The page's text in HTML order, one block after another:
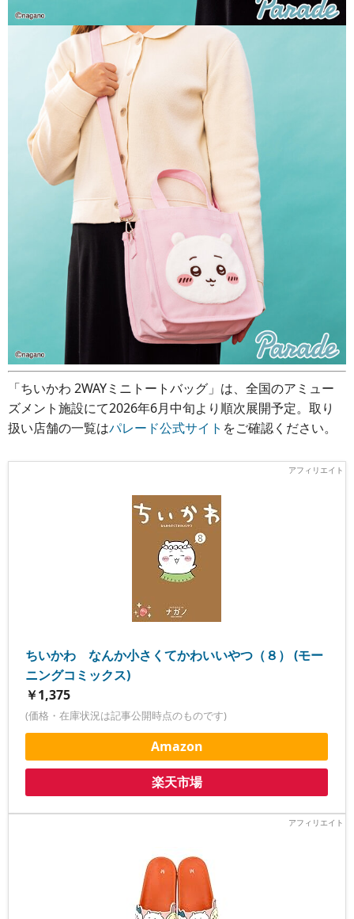
「ちいかわ 2WAYミニトートバッグ」は、全国のアミュー
ズメント施設にて2026年6月中旬より順次展開予定。取り
扱い店舗の一覧はパレード公式サイト をご確認ください。
ちいかわ なんか小さくてかわいいやつ（８） (モー
ニングコミックス)
￥1,375
(価格・在庫状況は記事公開時点のものです)
Amazon
楽天市場